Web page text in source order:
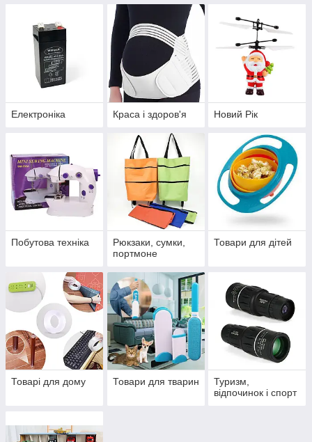
Електроніка Краса і здоров'я Новий Рік
Побутова техніка
Рюкзаки, сумки,
портмоне
Товари для дітей
Товарі для дому Товари для тварин
Туризм,
відпочинок і спорт